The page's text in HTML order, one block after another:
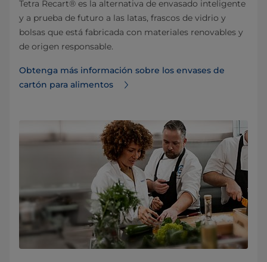
Tetra Recart® es la alternativa de envasado inteligente
y a prueba de futuro a las latas, frascos de vidrio y
bolsas que está fabricada con materiales renovables y
de origen responsable.
Obtenga más información sobre los envases de
cartón para alimentos